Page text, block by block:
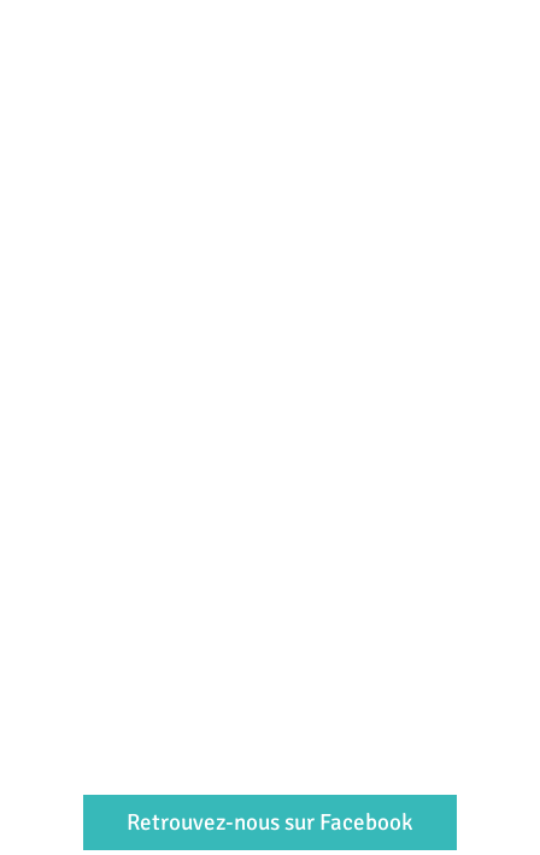
Retrouvez-nous sur Facebook